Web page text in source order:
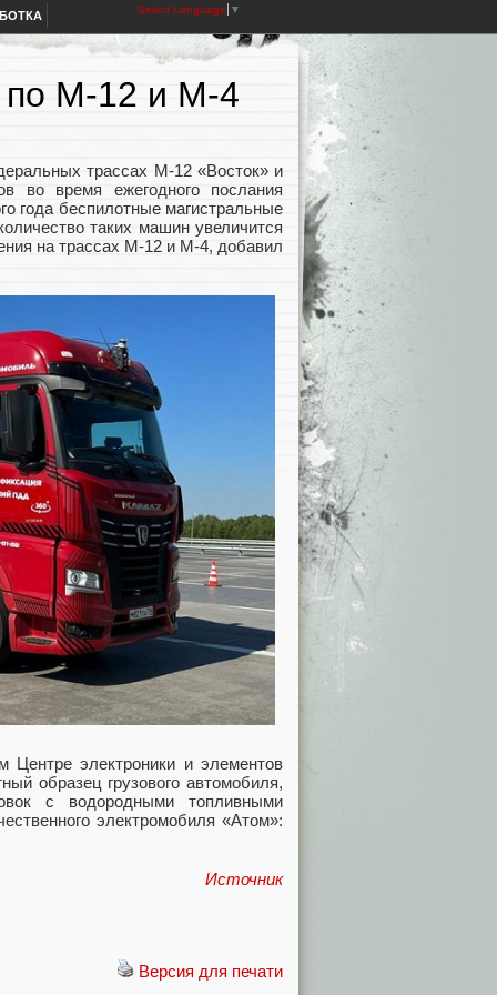
Select Language ▼
по М-12 и М-4
трассах М-12 «Восток» и
во время ежегодного послания
года беспилотные магистральные
таких машин увеличится
на трассах М-12 и М-4, добавил
Центре электроники и элементов
образец грузового автомобиля,
с водородными топливными
электромобиля «Атом»:
Источник
Версия для печати